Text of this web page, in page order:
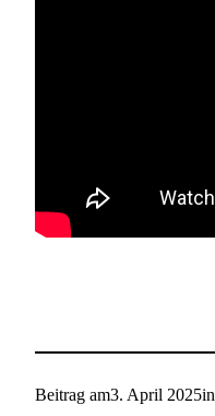
Beitrag am3. April 2025in